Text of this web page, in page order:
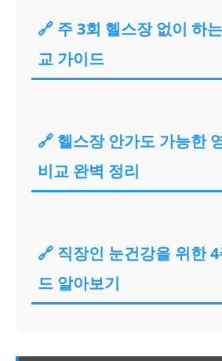
🔗 주 3회 헬스장 없이 하
교 가이드
🔗 헬스장 안가도 가능한
비교 완벽 정리
🔗 직장인 눈건강을 위한
드 알아보기